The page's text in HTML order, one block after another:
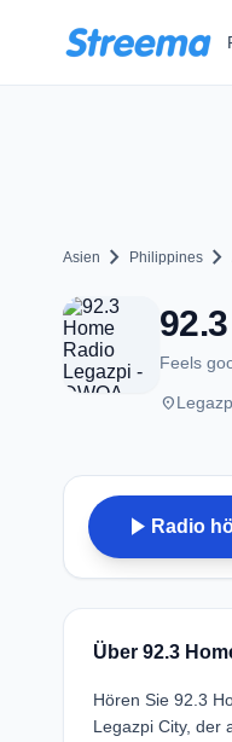
Asien chevron_right Philippines chevron_right
Feels
place
play_arrow Radio
Über 92.3
Hören Sie 92.3
Legazpi City, der